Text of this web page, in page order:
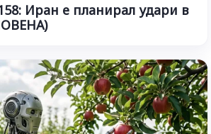
Иран е планирал удари в